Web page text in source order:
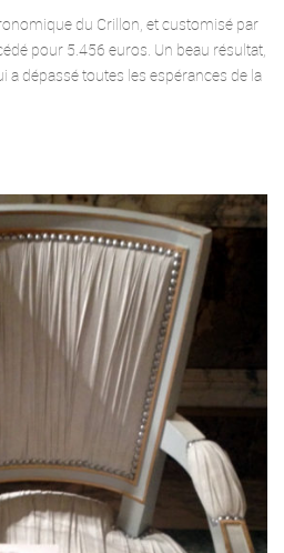
du Crillon, et customisé par
pour 5.456 euros. Un beau résultat,
a dépassé toutes les espérances de la